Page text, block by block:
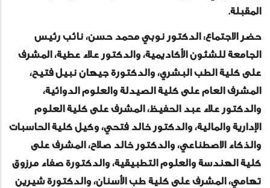
المقبلة.
حضر الاجتماع: الدكتور نوبي محمد حسن، نائب رئيس
الجامعة للشئون الأكاديمية، والدكتور علاء عطية، المشرف
على كلية الطب البشري، والدكتورة جيهان نبيل فتيح،
المشرف العام على كلية الصيدلة والعلوم الدوائية،
والدكتور علاء عبد الحفيظ، المشرف على كلية العلوم
الإدارية والمالية، والدكتور خالد فتحي، وكيل كلية الحاسبات
والذكاء الاصطناعي، والدكتور خالد صلاح، المشرف على
كلية الهندسة والعلوم التطبيقية، والدكتورة صفاء مرزوق
تهامي، المشرف على كلية طب الأسنان، والدكتورة شيرين